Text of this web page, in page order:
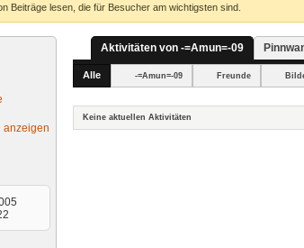
Beiträge lesen, die für Besucher am wichtigsten sind.
anzeigen
Aktivitäten von -=Amun=-09
Alle -=Amun=-09 Freunde
Keine aktuellen Aktivitäten